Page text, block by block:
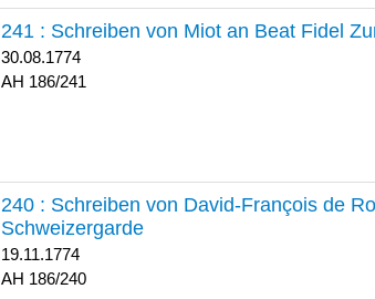
241 : Schreiben von Miot an Beat Fidel
30.08.1774
186/241
240 : Schreiben von David-François de
Schweizergarde
19.11.1774
186/240